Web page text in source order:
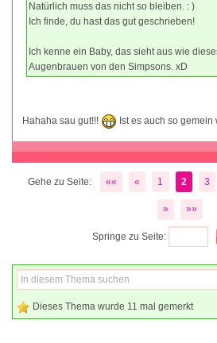
Natürlich muss das nicht so bleiben. : )
Ich finde, du hast das gut geschrieben!
Ich kenne ein Baby, das sieht aus wie
Augenbrauen von den Simpsons. xD
Hahaha sau gut!!! Ist es auch so
Gehe zu Seite: «« « 1 2 3
» »»
Springe zu Seite:
Dieses Thema wurde 11 mal gemerkt